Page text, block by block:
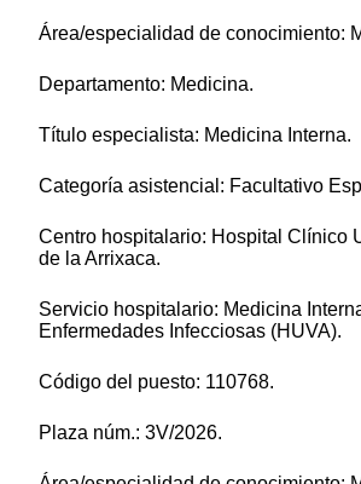
Área/especialidad de conocimiento:
Departamento: Medicina.
Título especialista: Medicina Interna.
Categoría asistencial: Facultativo
Centro hospitalario: Hospital Clínico
de la Arrixaca.
Servicio hospitalario: Medicina
Enfermedades Infecciosas (HUVA).
Código del puesto: 110768.
Plaza núm.: 3V/2026.